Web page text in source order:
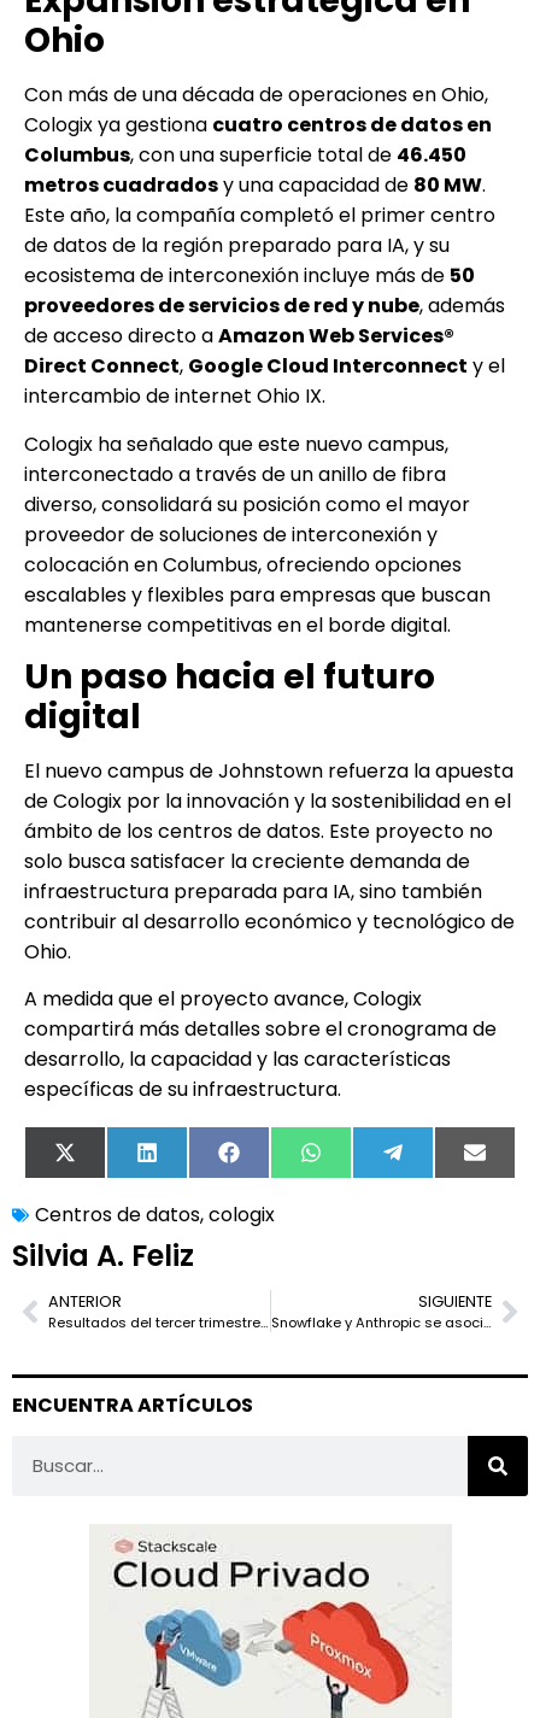
Ohio
Con más de una década de operaciones en Ohio,
Cologix ya gestiona cuatro centros de datos en
Columbus, con una superficie total de 46.450
metros cuadradosy una capacidad de 80 MW.
Este año, la compañía completó el primer centro
de datos de la región preparado para IA, y su
ecosistema de interconexión incluye más de 50
proveedores de servicios de red y nube, además
de acceso directo aAmazon Web Services®
Direct Connect, Google Cloud Interconnect y el
intercambio de internet Ohio IX.
Cologix ha señalado que este nuevo campus,
interconectado a través de un anillo de fibra
diverso, consolidará su posición como el mayor
proveedor de soluciones de interconexión y
colocación en Columbus, ofreciendo opciones
escalables y flexibles para empresas que buscan
mantenerse competitivas en el borde digital.
Un paso hacia el futuro
digital
El nuevo campus de Johnstown refuerza la apuesta
de Cologix por la innovación y la sostenibilidad en el
ámbito de los centros de datos. Este proyecto no
solo busca satisfacer la creciente demanda de
infraestructura preparada para IA, sino también
contribuir al desarrollo económico y tecnológico de
Ohio.
A medida que el proyecto avance, Cologix
compartirá más detalles sobre el cronograma de
desarrollo, la capacidad y las características
específicas de su infraestructura.
X
(Twitter)
LinkedIn FacebookWhatsApp TelegramEmail
Centros de datos,cologix
Silvia A. Feliz
ANTERIOR
Resultados del tercer trimestre de 2024: IonQ, Rigetti y D-Wave enfrentan desafíos mientras avanzan en la computación cuántica
SIGUIENTE
Snowflake y Anthropic se asocian para llevar los modelos Claude a la nube de datos de IA
ENCUENTRA ARTÍCULOS